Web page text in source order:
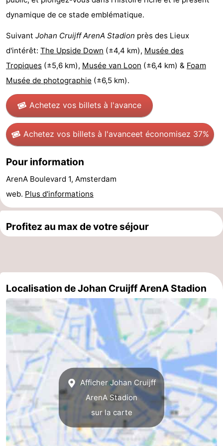
Canaux
Coffeeshops
Capitale
homosexuelle
Quartier
rouge
Histoire
Ville
de
Places
le
et
Parties
la
-
du
Nord
Hollande
Sud
Pratiques
Forum
Transports
en
commun
Route
Gare
Centrale
Schiphol
Eindhoven
Stationnement
dynamique de ce stade emblématique.
Suivant Johan Cruijff ArenA Stadion près des Lieux
d'intérêt: The Upside Down (±4,4 km), Musée des
Tropiques (±5,6 km), Musée van Loon (±6,4 km) & Foam
Musée de photographie (±6,5 km).
Achetez vos billets à l'avance
Achetez vos billets à l'avanceet économisez 37%
Pour information
ArenA Boulevard 1, Amsterdam
web. Plus d'informations
Profitez au max de votre séjour
Localisation de Johan Cruijff ArenA Stadion
Afficher Johan Cruijff
ArenA Stadion
sur la carte